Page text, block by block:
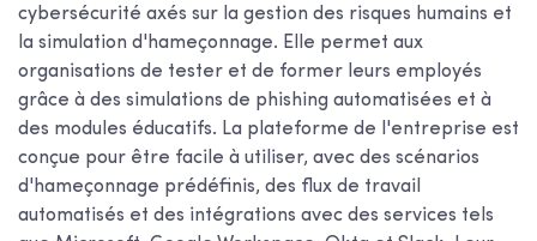
cybersécurité axés sur la gestion des risques humains et
la simulation d'hameçonnage. Elle permet aux
organisations de tester et de former leurs employés
grâce à des simulations de phishing automatisées et à
des modules éducatifs. La plateforme de l'entreprise est
conçue pour être facile à utiliser, avec des scénarios
d'hameçonnage prédéfinis, des flux de travail
automatisés et des intégrations avec des services tels